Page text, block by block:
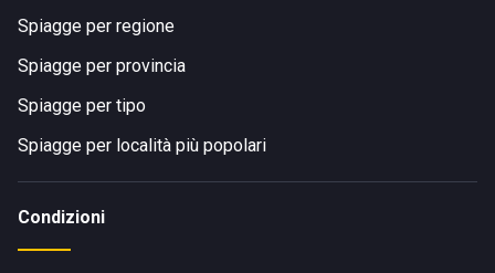
Spiagge per regione
Spiagge per provincia
Spiagge per tipo
Spiagge per località più popolari
Condizioni